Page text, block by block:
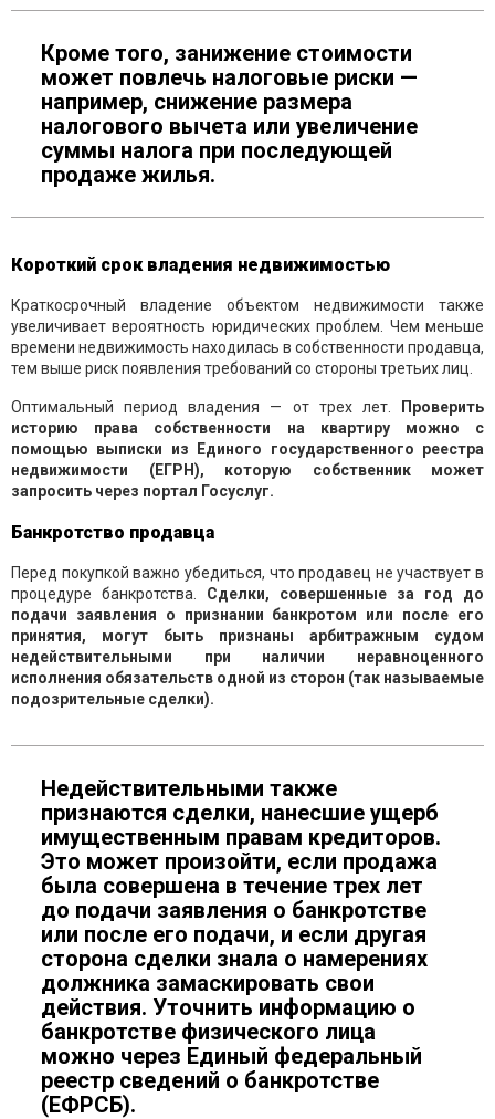
Кроме того, занижение стоимости
может повлечь налоговые риски —
например, снижение размера
налогового вычета или увеличение
суммы налога при последующей
продаже жилья.
Короткий срок владения недвижимостью
Краткосрочный владение объектом недвижимости также
увеличивает вероятность юридических проблем. Чем меньше
времени недвижимость находилась в собственности продавца,
тем выше риск появления требований со стороны третьих лиц.
Оптимальный период владения — от трех лет.
Проверить
историю права собственности на квартиру можно с
помощью выписки из Единого государственного реестра
недвижимости (ЕГРН), которую собственник может
запросить через портал Госуслуг.
Банкротство продавца
Перед покупкой важно убедиться, что продавец не участвует в
процедуре банкротства. Сделки, совершенные за год до
подачи заявления о признании банкротом или после его
принятия, могут быть признаны арбитражным судом
недействительными при наличии неравноценного
исполнения обязательств одной из сторон (так называемые
подозрительные сделки).
Недействительными также
признаются сделки, нанесшие ущерб
имущественным правам кредиторов.
Это может произойти, если продажа
была совершена в течение трех лет
до подачи заявления о банкротстве
или после его подачи, и если другая
сторона сделки знала о намерениях
должника замаскировать свои
действия. Уточнить информацию о
банкротстве физического лица
можно через Единый федеральный
реестр сведений о банкротстве
(ЕФРСБ).